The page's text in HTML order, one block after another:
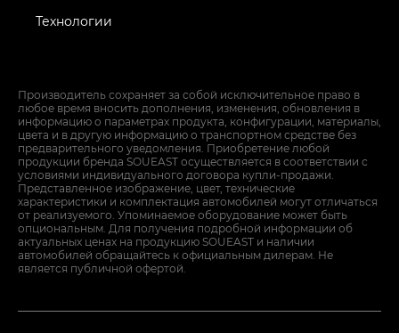
Технологии
Производитель сохраняет за собой исключительное право в
любое время вносить дополнения, изменения, обновления в
информацию о параметрах продукта, конфигурации, материалы,
цвета и в другую информацию о транспортном средстве без
предварительного уведомления. Приобретение любой
продукции бренда SOUEAST осуществляется в соответствии с
условиями индивидуального договора купли-продажи.
Представленное изображение, цвет, технические
характеристики и комплектация автомобилей могут отличаться
от реализуемого. Упоминаемое оборудование может быть
опциональным. Для получения подробной информации об
актуальных ценах на продукцию SOUEAST и наличии
автомобилей обращайтесь к официальным дилерам. Не
является публичной офертой.